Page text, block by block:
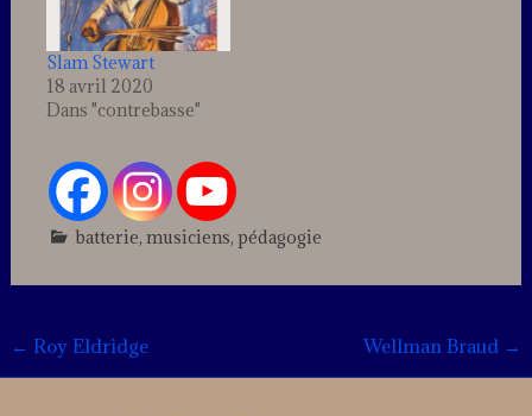
Slam Stewart
18 avril 2020
Dans "contrebasse"
batterie, musiciens, pédagogie
Post
navigation
← Roy Eldridge Wellman Braud →